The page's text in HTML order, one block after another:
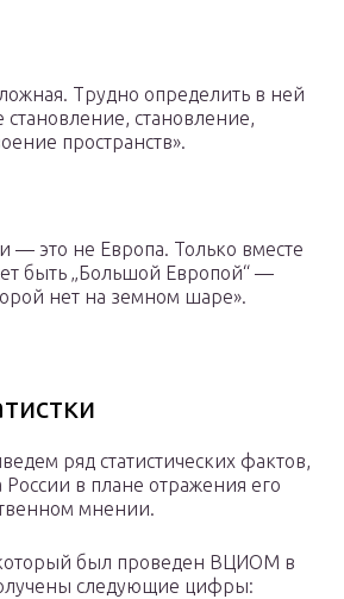
Трудно определить в ней
становление,
пространств».
— это не Европа. Только вместе
быть „Большой Европой“ —
нет на земном шаре».
ряд статистических фактов,
в плане отражения его
мнении.
был проведен ВЦИОМ в
следующие цифры: